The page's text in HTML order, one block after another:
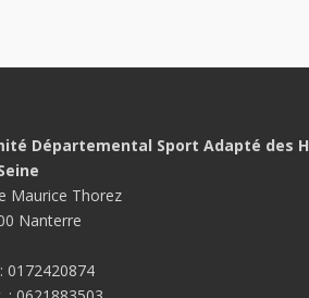
Départemental Sport Adapté des
Maurice Thorez
Nanterre
0172420874